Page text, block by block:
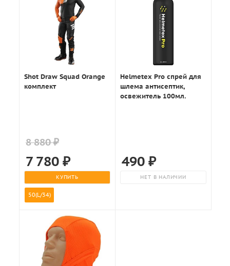
Shot Draw Squad Orange
комплект
8 880 ₽
7 780₽
КУПИТЬ
50(L/34)
Helmetex Pro спрей для
шлема антисептик,
освежитель 100мл.
490 ₽
НЕТ В НАЛИЧИИ